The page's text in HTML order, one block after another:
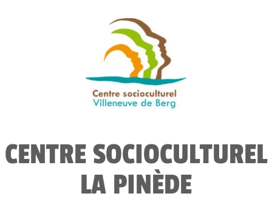
CENTRE SOCIOCULTUREL
LA PINÈDE